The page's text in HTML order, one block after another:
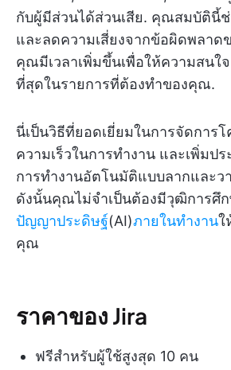
กับผู้มีส่วนได้ส่วนเสีย. คุณสมบัตินี้ช่
และลดความเสี่ยงจากข้อผิดพลาด
คุณมีเวลาเพิ่มขึ้นเพื่อให้ความสนใ
ที่สุดในรายการที่ต้องทำของคุณ.
นี่เป็นวิธีที่ยอดเยี่ยมในการจัดการโ
ความเร็วในการทำงาน และเพิ่มป
การทำงานอัตโนมัติแบบลากและว
ดังนั้นคุณไม่จำเป็นต้องมีวุฒิการศึก
ปัญญาประดิษฐ์(AI)ภายในทำงานใ
คุณ
ราคาของ Jira
ฟรีสำหรับผู้ใช้สูงสุด 10 คน